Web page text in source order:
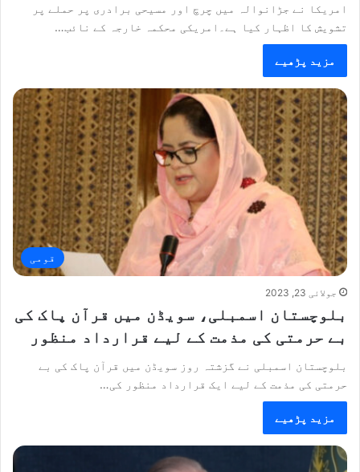
امریکا نے جڑانوالہ میں چرچ اور مسیحی برادری پر حملے پر
تشویش کا اظہار کیا ہے۔امریکی محکمہ خارجہ کے نائب…
مزید پڑھیے
قومی
جولائی 23, 2023
بلوچستان اسمبلی، سویڈن میں قرآن پاک کی
بے حرمتی کی مذمت کے لیے قرارداد منظور
بلوچستان اسمبلی نے گزشتہ روز سویڈن میں قرآن پاک کی بے
حرمتی کی مذمت کے لیے ایک قرارداد منظور کی…
مزید پڑھیے